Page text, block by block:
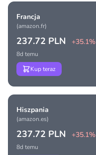
Francja
(amazon.fr)
237.72 PLN +35.1%
8d temu
Kup teraz
Hiszpania
(amazon.es)
237.72 PLN +35.1%
8d temu